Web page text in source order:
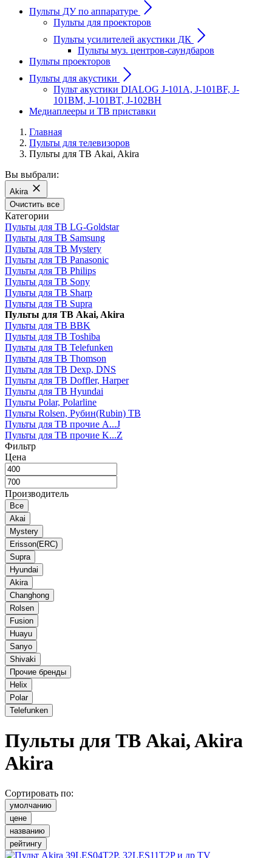
Пульты ДУ по аппаратуре
Пульты для проекторов
Пульты усилителей акустики ДК
Пульты муз. центров-саундбаров
Пульты проекторов
Пульты для акустики
Пульт акустики DIALOG J-101A, J-101BF, J-
101BM, J-101BT, J-102BH
Медиаплееры и ТВ приставки
Главная
Пульты для телевизоров
Пульты для ТВ Akai, Akira
Вы выбрали:
Akira
Очистить все
Категории
Пульты для ТВ LG-Goldstar
Пульты для ТВ Samsung
Пульты для ТВ Mystery
Пульты для ТВ Panasonic
Пульты для ТВ Philips
Пульты для ТВ Sony
Пульты для ТВ Sharp
Пульты для ТВ Supra
Пульты для ТВ Akai, Akira
Пульты для ТВ BBK
Пульты для ТВ Toshiba
Пульты для ТВ Telefunken
Пульты для ТВ Thomson
Пульты для ТВ Dexp, DNS
Пульты для ТВ Doffler, Harper
Пульты для ТВ Hyundai
Пульты Polar, Polarline
Пульты Rolsen, Рубин(Rubin) ТВ
Пульты для ТВ прочие A...J
Пульты для ТВ прочие K...Z
Фильтр
Цена
Производитель
Все
Akai
Mystery
Erisson(ERC)
Supra
Hyundai
Akira
Changhong
Rolsen
Fusion
Huayu
Sanyo
Shivaki
Прочие бренды
Helix
Polar
Telefunken
Пульты для ТВ Akai, Akira
Akira
Сортировать по:
умолчанию
цене
названию
рейтингу